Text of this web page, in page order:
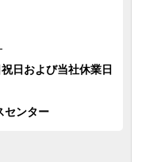
日および当社休業日
センター